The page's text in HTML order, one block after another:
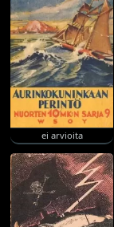
ei arvioita